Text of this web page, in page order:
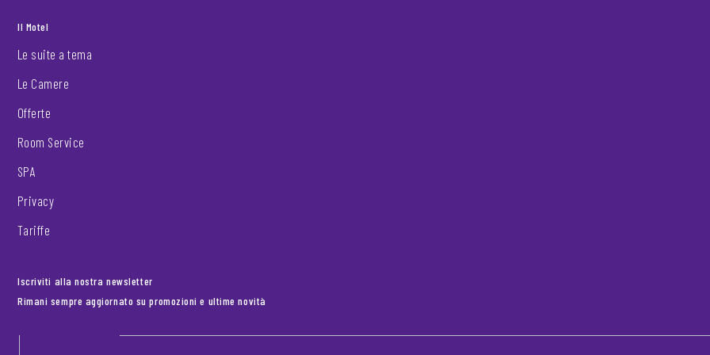
Il Motel
Le suite a tema
Le Camere
Offerte
Room Service
SPA
Privacy
Tariffe
Iscriviti alla nostra newsletter
Rimani sempre aggiornato su promozioni e ultime novità
Footer newsletter